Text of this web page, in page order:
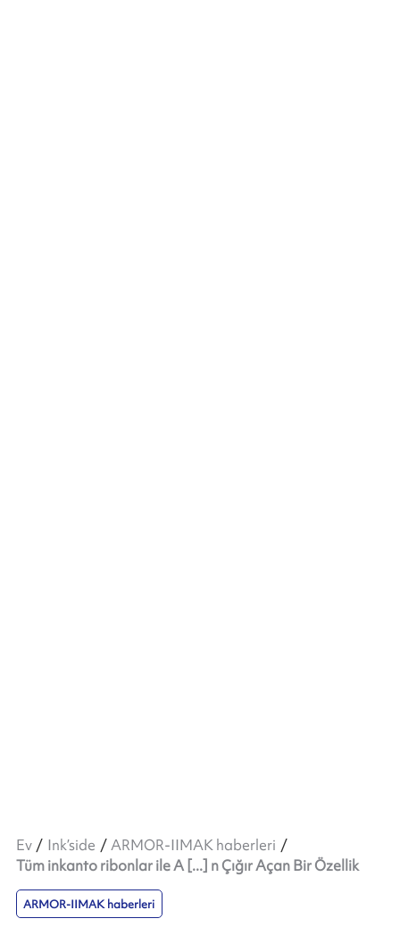
Ev Ink’side
ARMOR-IIMAK haberleri
Tüm inkanto ribonlar ile A [...] n Çığır Açan Bir Özellik
ARMOR-IIMAK haberleri